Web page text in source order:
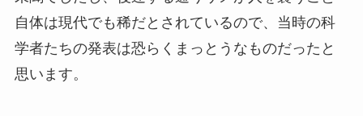
自体は現代でも稀だとされているので、当時の科
学者たちの発表は恐らくまっとうなものだったと
思います。